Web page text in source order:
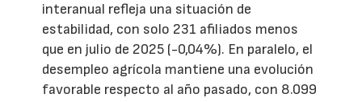
interanual refleja una situación de
estabilidad, con solo 231 afiliados menos
que en julio de 2025 (-0,04%). En paralelo, el
desempleo agrícola mantiene una evolución
favorable respecto al año pasado, con 8.099